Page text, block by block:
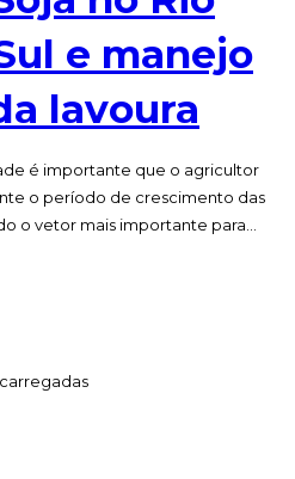
e manejo
lavoura
é importante que o agricultor
o período de crescimento das
o vetor mais importante para…